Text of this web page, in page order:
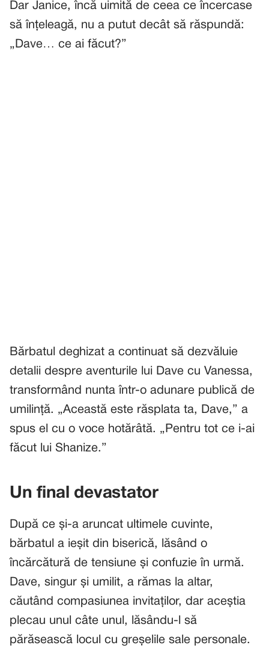
Dar Janice, încă uimită de ceea ce încercase
să înțeleagă, nu a putut decât să răspundă:
„Dave… ce ai făcut?”
Bărbatul deghizat a continuat să dezvăluie
detalii despre aventurile lui Dave cu Vanessa,
transformând nunta într-o adunare publică de
umilință. „Această este răsplata ta, Dave,” a
spus el cu o voce hotărâtă. „Pentru tot ce i-ai
făcut lui Shanize.”
Un final devastator
După ce și-a aruncat ultimele cuvinte,
bărbatul a ieșit din biserică, lăsând o
încărcătură de tensiune și confuzie în urmă.
Dave, singur și umilit, a rămas la altar,
căutând compasiunea invitaților, dar aceștia
plecau unul câte unul, lăsându-l să
părăsească locul cu greșelile sale personale.